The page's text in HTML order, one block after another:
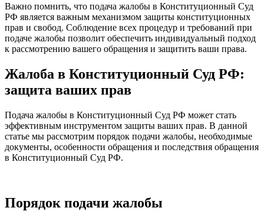
Важно помнить, что подача жалобы в Конституционный Суд
РФ является важным механизмом защиты конституционных
прав и свобод. Соблюдение всех процедур и требований при
подаче жалобы позволит обеспечить индивидуальный подход
к рассмотрению вашего обращения и защитить ваши права.
Жалоба в Конституционный Суд РФ:
защита ваших прав
Подача жалобы в Конституционный Суд РФ может стать
эффективным инструментом защиты ваших прав. В данной
статье мы рассмотрим порядок подачи жалобы, необходимые
документы, особенности обращения и последствия обращения
в Конституционный Суд РФ.
Порядок подачи жалобы